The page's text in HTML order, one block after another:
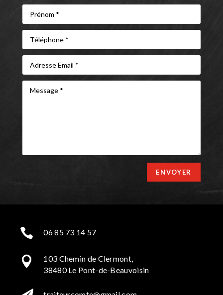
ENVOYER
 06 85 73 14 57

103 Chemin de Clermont,
38480 Le Pont-de-Beauvoisin